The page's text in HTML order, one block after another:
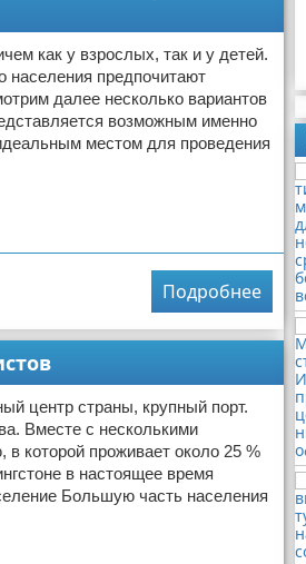
как у взрослых, так и у детей.
населения предпочитают
далее несколько вариантов
возможным именно
местом для проведения
Подробнее
центр страны, крупный порт.
Вместе с несколькими
которой проживает около 25 %
в настоящее время
Большую часть населения